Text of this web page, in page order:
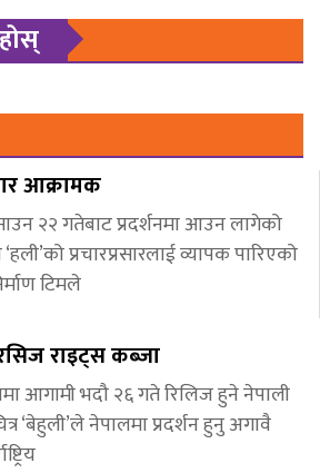
आक्रामक
२२ गतेबाट प्रदर्शनमा आउन लागेको
प्रचारप्रसारलाई व्यापक पारिएको
टिमले
राइट्स कब्जा
आगामी भदौ २६ गते रिलिज हुने नेपाली
‘बेहुली’ले नेपालमा प्रदर्शन हुनु अगावै